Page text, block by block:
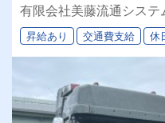
有限会社美藤流通システ
昇給あり 交通費支給 休